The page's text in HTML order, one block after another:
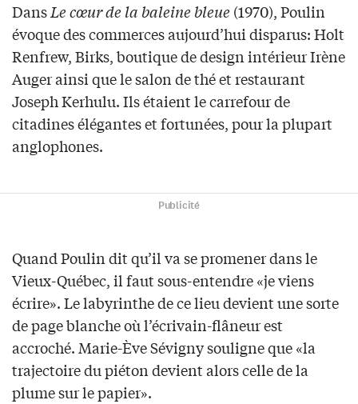
DansLe cœur de la baleine bleue (1970), Poulin
évoque des commerces aujourd’hui disparus: Holt
Renfrew, Birks, boutique de design intérieur Irène
Auger ainsi que le salon de thé et restaurant
Joseph Kerhulu. Ils étaient le carrefour de
citadines élégantes et fortunées, pour la plupart
anglophones.
Publicité
Quand Poulin dit qu’il va se promener dans le
Vieux-Québec, il faut sous-entendre «je viens
écrire». Le labyrinthe de ce lieu devient une sorte
de page blanche où l’écrivain-flâneur est
accroché. Marie-Ève Sévigny souligne que «la
trajectoire du piéton devient alors celle de la
plume sur le papier».